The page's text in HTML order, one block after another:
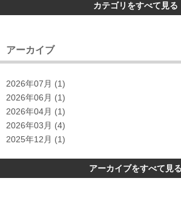
カテゴリをすべて見る
アーカイブ
2026年07月 (1)
2026年06月 (1)
2026年04月 (1)
2026年03月 (4)
2025年12月 (1)
アーカイブをすべて見る